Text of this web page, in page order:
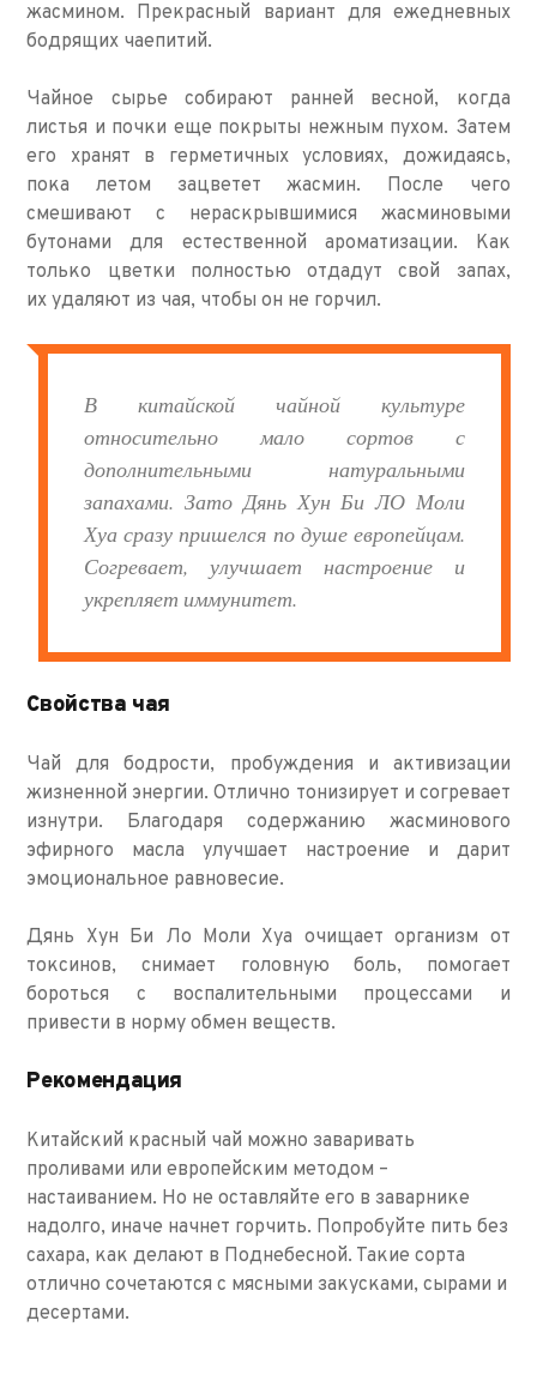
жасмином. Прекрасный вариант для ежедневных
бодрящих чаепитий.
Чайное сырье собирают ранней весной, когда
листья и почки еще покрыты нежным пухом. Затем
его хранят в герметичных условиях, дожидаясь,
пока летом зацветет жасмин. После чего
смешивают с нераскрывшимися жасминовыми
бутонами для естественной ароматизации. Как
только цветки полностью отдадут свой запах,
их удаляют из чая, чтобы он не горчил.
В китайской чайной культуре
относительно мало сортов с
дополнительными натуральными
запахами. Зато Дянь Хун Би ЛО Моли
Хуа сразу пришелся по душе европейцам.
Согревает, улучшает настроение и
укрепляет иммунитет.
Свойства чая
Чай для бодрости, пробуждения и активизации
жизненной энергии. Отлично тонизирует и согревает
изнутри. Благодаря содержанию жасминового
эфирного масла улучшает настроение и дарит
эмоциональное равновесие.
Дянь Хун Би Ло Моли Хуа очищает организм от
токсинов, снимает головную боль, помогает
бороться с воспалительными процессами и
привести в норму обмен веществ.
Рекомендация
Китайский красный чай можно заваривать
проливами или европейским методом –
настаиванием. Но не оставляйте его в заварнике
надолго, иначе начнет горчить. Попробуйте пить без
сахара, как делают в Поднебесной. Такие сорта
отлично сочетаются с мясными закусками, сырами и
десертами.